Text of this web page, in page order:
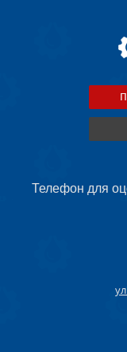
Телефон для